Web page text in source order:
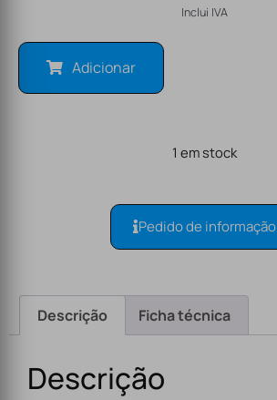
Inclui IVA
Adicionar
1 em stock
Pedido de informação
Descrição Ficha técnica
Descrição